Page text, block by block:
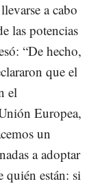
a cabo
las potencias
“De hecho,
que el
el
Europea,
un
a adoptar
quién están: si